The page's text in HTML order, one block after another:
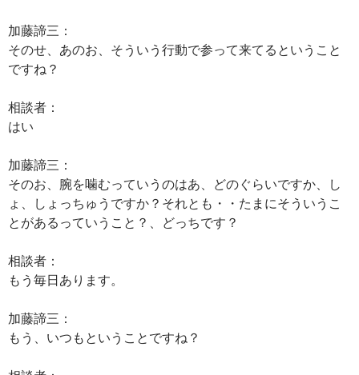
加藤諦三：
そのせ、あのお、そういう行動で参って来てるということ
ですね？
相談者：
はい
加藤諦三：
そのお、腕を噛むっていうのはあ、どのぐらいですか、し
ょ、しょっちゅうですか？それとも・・たまにそういうこ
とがあるっていうこと？、どっちです？
相談者：
もう毎日あります。
加藤諦三：
もう、いつもということですね？